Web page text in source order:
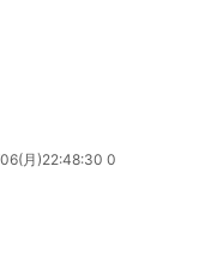
月)22:48:30 0